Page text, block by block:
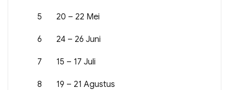
5 20 – 22 Mei
6 24 – 26 Juni
7 15 – 17 Juli
8 19 – 21 Agustus